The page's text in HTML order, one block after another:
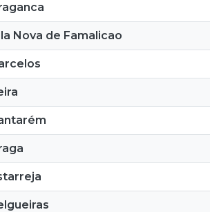
Nova de Famalicao